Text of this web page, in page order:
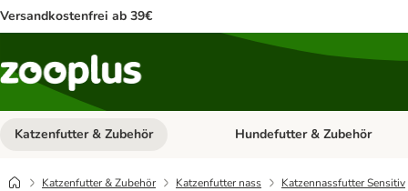
Versandkostenfrei ab 39€
Katzenfutter & Zubehör Kategorie-Menü öffnen:
Hundefutter & Zubehör
Katzenfutter & Zubehör Katzenfutter nass Katzennassfutter Sensitiv